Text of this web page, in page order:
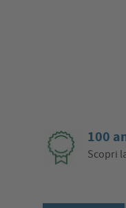
100
Scopri